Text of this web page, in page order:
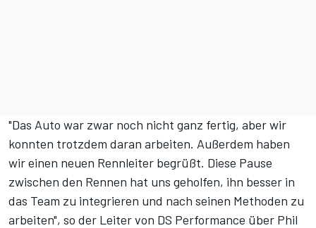
"Das Auto war zwar noch nicht ganz fertig, aber wir
konnten trotzdem daran arbeiten. Außerdem haben
wir einen neuen Rennleiter begrüßt. Diese Pause
zwischen den Rennen hat uns geholfen, ihn besser in
das Team zu integrieren und nach seinen Methoden zu
arbeiten", so der Leiter von DS Performance über Phil